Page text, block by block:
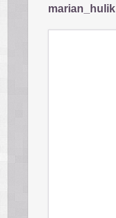
marian_hulik